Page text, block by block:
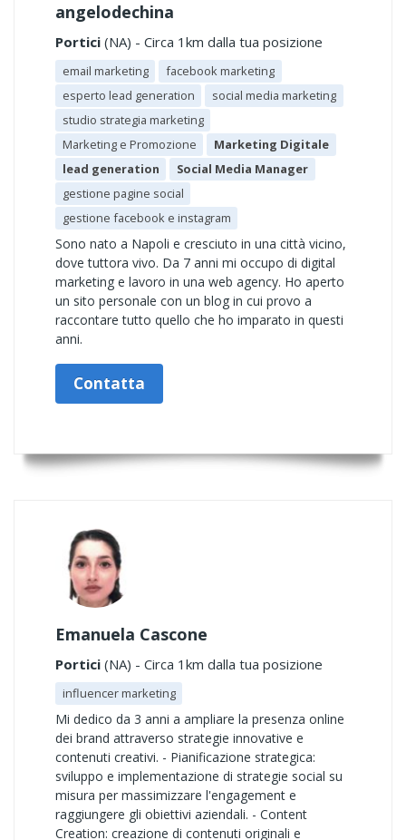
angelodechina
Portici (NA) - Circa 1km dalla tua posizione
email marketing
facebook marketing
esperto lead generation
social media marketing
studio strategia marketing
Marketing e Promozione
Marketing Digitale
lead generation
Social Media Manager
gestione pagine social
gestione facebook e instagram
Sono nato a Napoli e cresciuto in una città vicino,
dove tuttora vivo. Da 7 anni mi occupo di digital
marketing e lavoro in una web agency. Ho aperto
un sito personale con un blog in cui provo a
raccontare tutto quello che ho imparato in questi
anni.
Contatta
Emanuela Cascone
Portici (NA) - Circa 1km dalla tua posizione
influencer marketing
Mi dedico da 3 anni a ampliare la presenza online
dei brand attraverso strategie innovative e
contenuti creativi. - Pianificazione strategica:
sviluppo e implementazione di strategie social su
misura per massimizzare l'engagement e
raggiungere gli obiettivi aziendali. - Content
Creation: creazione di contenuti originali e